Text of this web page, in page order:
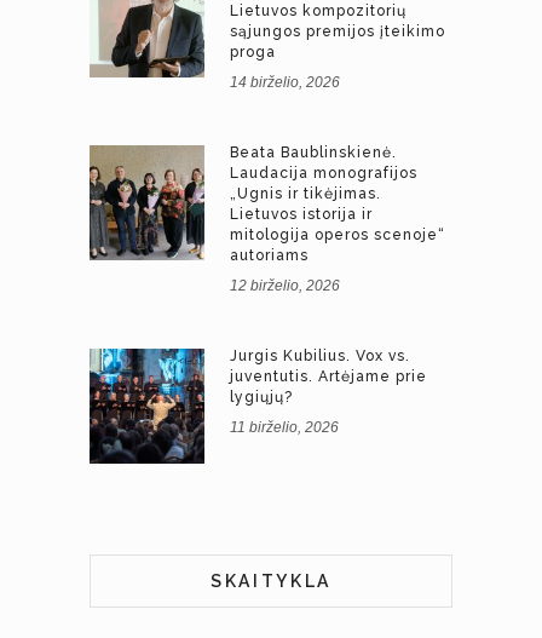
Lietuvos kompozitorių
sąjungos premijos įteikimo
proga
14 birželio, 2026
Beata Baublinskienė.
Laudacija monografijos
„Ugnis ir tikėjimas.
Lietuvos istorija ir
mitologija operos scenoje“
autoriams
12 birželio, 2026
Jurgis Kubilius. Vox vs.
juventutis. Artėjame prie
lygiųjų?
11 birželio, 2026
SKAITYKLA